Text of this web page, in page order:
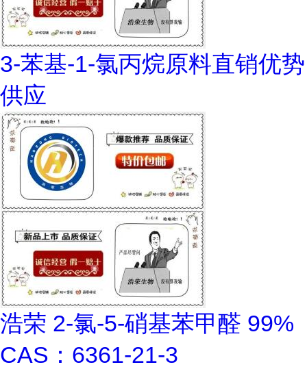
3-苯基-1-氯丙烷原料直销优势
供应
浩荣 2-氯-5-硝基苯甲醛 99%
CAS：6361-21-3